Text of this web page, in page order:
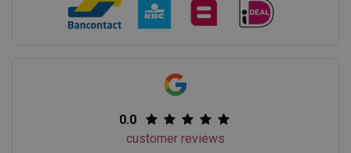
0.0
customer reviews